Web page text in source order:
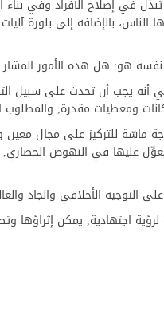
في إصلاح الأفراد وفي
الناس، بالإضافة إلى بلورة
يجب أن تحدث على سبيل
ومعطيات مقدرة, والمطلوب
ماسّة للتركيز على مجال
عليها في النهوض
على التوجيه الأخلاقي
اجتهادية, يمكن إثراؤها